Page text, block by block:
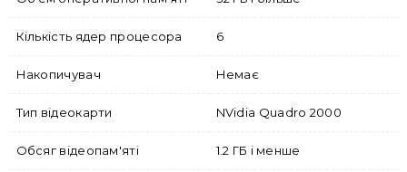
Кількість ядер процесора 6
Накопичувач Немає
Тип відеокарти NVidia Quadro 2000
Обсяг відеопам'яті 1.2 ГБ і менше